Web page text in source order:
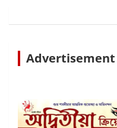
Advertisement